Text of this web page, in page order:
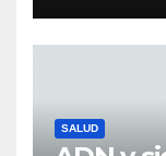
SALUD